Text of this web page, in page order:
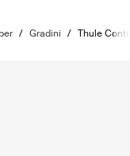
/ Gradini / Thule